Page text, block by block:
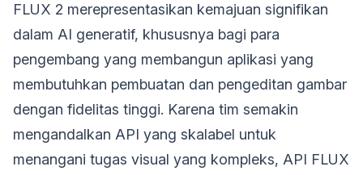
FLUX 2 merepresentasikan kemajuan signifikan
dalam AI generatif, khususnya bagi para
pengembang yang membangun aplikasi yang
membutuhkan pembuatan dan pengeditan gambar
dengan fidelitas tinggi. Karena tim semakin
mengandalkan API yang skalabel untuk
menangani tugas visual yang kompleks, API FLUX